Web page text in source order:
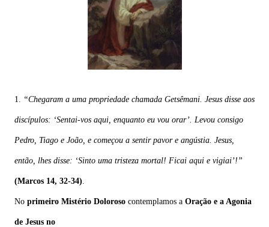
1. “Chegaram a uma propriedade chamada Getsêmani. Jesus disse aos
discípulos: ‘Sentai-vos aqui, enquanto eu vou orar’. Levou consigo
Pedro, Tiago e João, e começou a sentir pavor e angústia. Jesus,
então, lhes disse: ‘Sinto uma tristeza mortal! Ficai aqui e vigiai’!”
(Marcos 14, 32-34)
No primeiro Mistério Doloroso contemplamos a Oração e a Agonia
de Jesus no